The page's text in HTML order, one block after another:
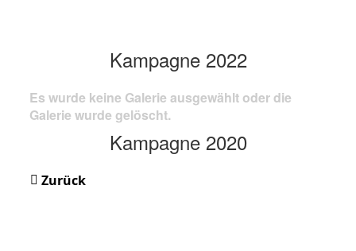
Kampagne 2022
Es wurde keine Galerie ausgewählt oder die
Galerie wurde gelöscht.
Kampagne 2020
Zurück